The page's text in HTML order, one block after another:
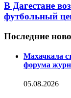
В Дагестане
футбольный
Последние
Махачкала
форума
05.08.2026